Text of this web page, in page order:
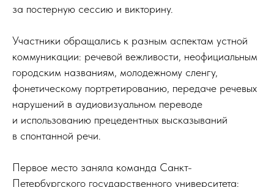
за постерную сессию и викторину.
Участники обращались к разным аспектам устной
коммуникации: речевой вежливости, неофициальным
городским названиям, молодежному сленгу,
фонетическому портретированию, передаче речевых
нарушений в аудиовизуальном переводе
и использованию прецедентных высказываний
в спонтанной речи.
Первое место заняла команда Санкт-
Петербургского государственного университета: